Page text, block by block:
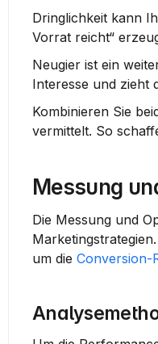
Dringlichkeit kann
Vorrat reicht“
Neugier ist ein
Interesse und zieht
Kombinieren Sie
vermittelt. So
Messung
Die Messung und
um die Conversion-